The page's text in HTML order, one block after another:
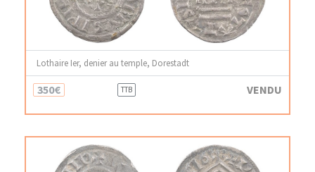
Lothaire Ier, denier au temple, Dorestadt
350€ TTB VENDU